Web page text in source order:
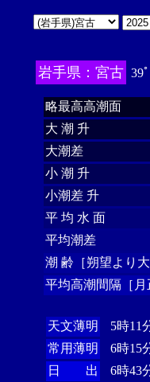
岩手県：宮古 39
略最高高潮面
大 潮 升
大潮差
小 潮 升
小潮差 升
平 均 水 面
平均潮差
潮 齢［朔望より大
平均高潮間隔［月
天文薄明
5時11
常用薄明
6時15
日 出
6時43